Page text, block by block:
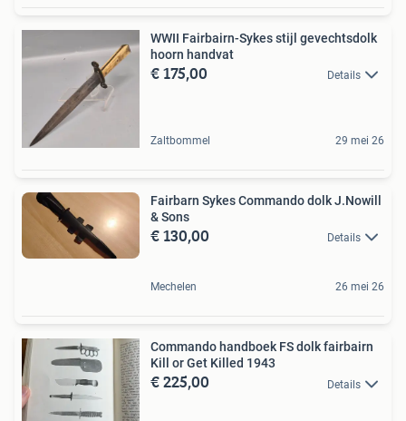
WWII Fairbairn-Sykes stijl gevechtsdolk
hoorn handvat
€ 175,00 Details
Zaltbommel 29 mei 26
Fairbarn Sykes Commando dolk J.Nowill
& Sons
€ 130,00 Details
Mechelen 26 mei 26
Commando handboek FS dolk fairbairn
Kill or Get Killed 1943
€ 225,00 Details